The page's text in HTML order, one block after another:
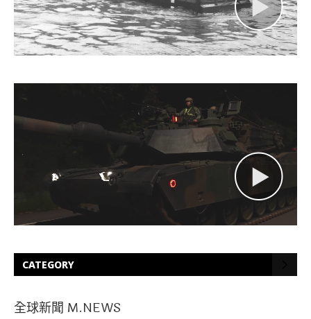
CATEGORY
全球新聞 M.NEWS